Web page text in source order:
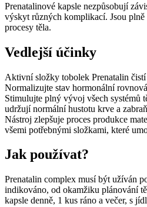
Prenatalinové kapsle nezpůsobují
výskyt různých komplikací. Jsou
procesy těla.
Vedlejší účinky
Aktivní složky tobolek Prenatalin
Normalizujte stav hormonální
Stimulujte plný vývoj všech systémů
udržují normální hustotu krve a
Nástroj zlepšuje proces produkce
všemi potřebnými složkami, které
Jak používat?
Prenatalin complex musí být užíván
indikováno, od okamžiku plánování
kapsle denně, 1 kus ráno a večer, s